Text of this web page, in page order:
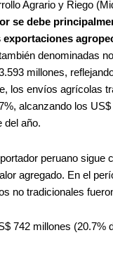
Agrario y Riego
se debe
exportaciones
denominadas
millones,
los envíos agrícolas
alcanzando los US$
del año.
peruano sigue
agregado. En el
no tradicionales
742 millones (20.7%